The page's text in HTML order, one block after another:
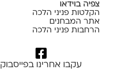
צפיה בוידאו
הקלטות פניני הלכה
אתר המבחנים
הרחבות פניני הלכה
עקבו אחרינו בפייסבוק